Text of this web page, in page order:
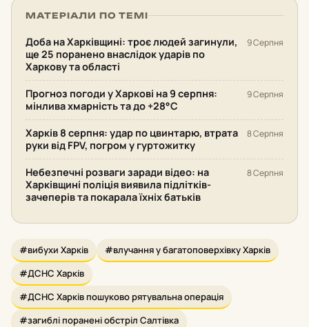
МАТЕРІАЛИ ПО ТЕМІ
Доба на Харківщині: троє людей загинули,
ще 25 поранено внаслідок ударів по
Харкову та області
9 Серпня
Прогноз погоди у Харкові на 9 серпня:
мінлива хмарність та до +28°С
9 Серпня
Харків 8 серпня: удар по цвинтарю, втрата
руки від FPV, погром у гуртожитку
8 Серпня
Небезпечні розваги заради відео: на
Харківщині поліція виявила підлітків-
зачеперів та покарала їхніх батьків
8 Серпня
#вибухи Харків
#влучання у багатоповерхівку Харків
#ДСНС Харків
#ДСНС Харків пошуково рятувальна операція
#загиблі поранені обстріл Салтівка